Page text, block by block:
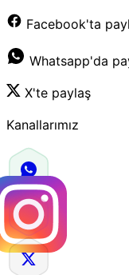
Facebook'ta
Whatsapp'da
X'te paylaş
Kanallarımız